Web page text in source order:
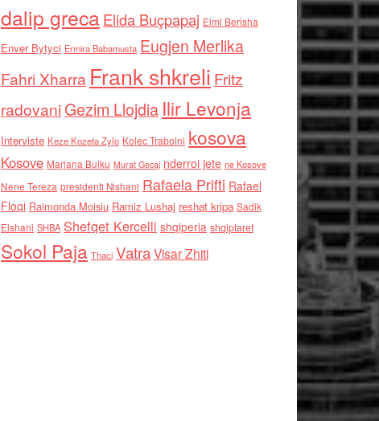
dalip grecaElida Buçpapaj Elmi Berisha
Enver Bytyci Ermira Babamusta Eugjen Merlika
Fahri Xharra Frank shkreli Fritz
radovaniGezim Llojdia Ilir Levonja
Interviste Keze Kozeta Zylo Kolec Traboini kosova
Kosove Marjana Bulku Murat Gecaj nderroi jete ne Kosove
Nene Tereza presidenti Nishani Rafaela Prifti Rafael
Floqi Raimonda Moisiu Ramiz Lushaj reshat kripa Sadik
Elshani SHBA Shefqet Kercelli shqiperia shqiptaret
Sokol Paja Thaci VatraVisar Zhiti